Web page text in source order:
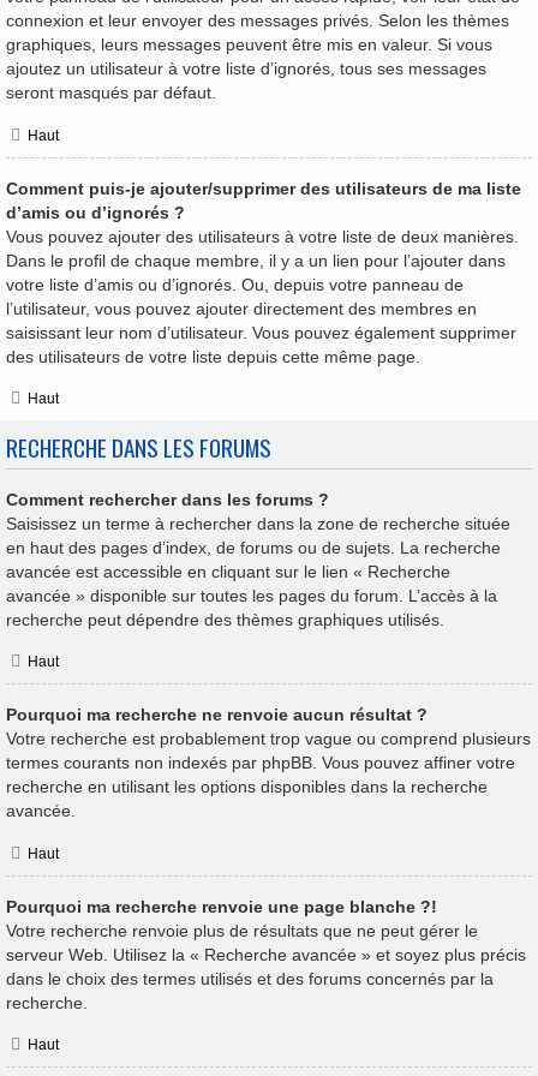
connexion et leur envoyer des messages privés. Selon les thèmes
graphiques, leurs messages peuvent être mis en valeur. Si vous
ajoutez un utilisateur à votre liste d’ignorés, tous ses messages
seront masqués par défaut.
Haut
Comment puis-je ajouter/supprimer des utilisateurs de ma liste
d’amis ou d’ignorés ?
Vous pouvez ajouter des utilisateurs à votre liste de deux manières.
Dans le profil de chaque membre, il y a un lien pour l’ajouter dans
votre liste d’amis ou d’ignorés. Ou, depuis votre panneau de
l’utilisateur, vous pouvez ajouter directement des membres en
saisissant leur nom d’utilisateur. Vous pouvez également supprimer
des utilisateurs de votre liste depuis cette même page.
Haut
RECHERCHE DANS LES FORUMS
Comment rechercher dans les forums ?
Saisissez un terme à rechercher dans la zone de recherche située
en haut des pages d’index, de forums ou de sujets. La recherche
avancée est accessible en cliquant sur le lien « Recherche
avancée » disponible sur toutes les pages du forum. L’accès à la
recherche peut dépendre des thèmes graphiques utilisés.
Haut
Pourquoi ma recherche ne renvoie aucun résultat ?
Votre recherche est probablement trop vague ou comprend plusieurs
termes courants non indexés par phpBB. Vous pouvez affiner votre
recherche en utilisant les options disponibles dans la recherche
avancée.
Haut
Pourquoi ma recherche renvoie une page blanche ?!
Votre recherche renvoie plus de résultats que ne peut gérer le
serveur Web. Utilisez la « Recherche avancée » et soyez plus précis
dans le choix des termes utilisés et des forums concernés par la
recherche.
Haut